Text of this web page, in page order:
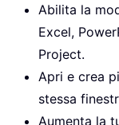
Abilita la
Excel,
Project.
Apri e crea
stessa
Aumenta la